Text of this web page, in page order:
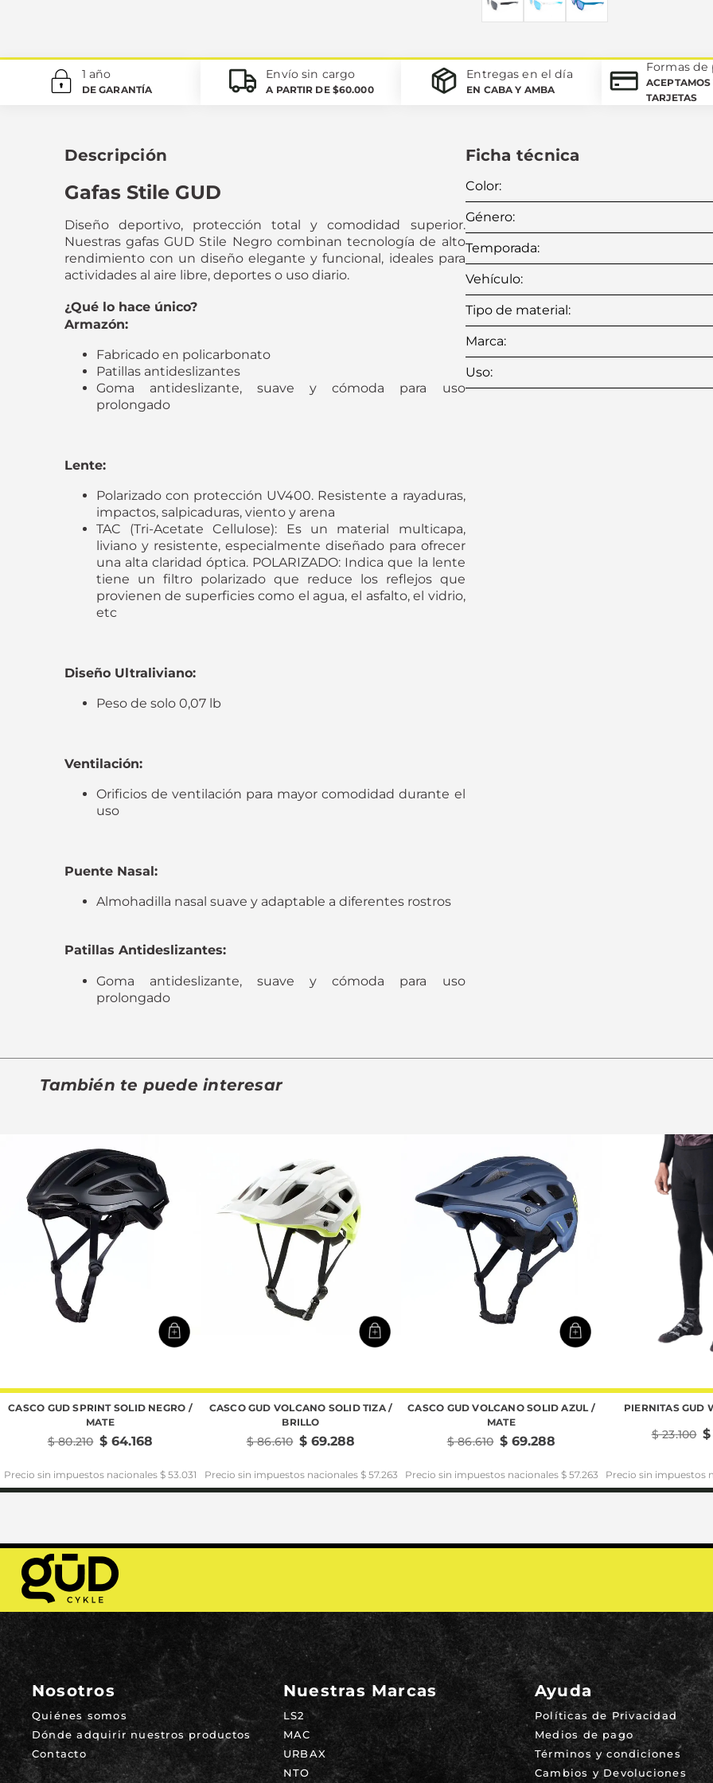
1 año
DE GARANTÍA
Envío sin cargo
A PARTIR DE $60.000
Entregas en el día
EN CABA Y AMBA
Formas de
TARJETAS
Descripción
Gafas Stile GUD
Diseño deportivo, protección total y comodidad superior.
Nuestras gafas GUD Stile Negro combinan tecnología de alto
rendimiento con un diseño elegante y funcional, ideales para
actividades al aire libre, deportes o uso diario.
¿Qué lo hace único?
Armazón:
Fabricado en policarbonato
Patillas antideslizantes
Goma antideslizante, suave y cómoda para uso
prolongado
Lente:
Polarizado con protección UV400. Resistente a rayaduras,
impactos, salpicaduras, viento y arena
TAC (Tri-Acetate Cellulose): Es un material multicapa,
liviano y resistente, especialmente diseñado para ofrecer
una alta claridad óptica. POLARIZADO: Indica que la lente
tiene un filtro polarizado que reduce los reflejos que
provienen de superficies como el agua, el asfalto, el vidrio,
etc
Diseño Ultraliviano:
Peso de solo 0,07 lb
Ventilación:
Orificios de ventilación para mayor comodidad durante el
uso
Puente Nasal:
Almohadilla nasal suave y adaptable a diferentes rostros
Patillas Antideslizantes:
Goma antideslizante, suave y cómoda para uso
prolongado
Ficha técnica
Color:
Género:
Temporada:
Vehículo:
Tipo de material:
Marca:
Uso:
También te puede interesar
CASCO GUD SPRINT SOLID NEGRO /
MATE
$ 80.210 $ 64.168
Precio sin impuestos nacionales $ 53.031
CASCO GUD VOLCANO SOLID TIZA /
BRILLO
$ 86.610 $ 69.288
Precio sin impuestos nacionales $ 57.263
CASCO GUD VOLCANO SOLID AZUL /
MATE
$ 86.610 $ 69.288
Precio sin impuestos nacionales $ 57.263
PIERNITAS GUD
$ 23.100 $
Precio sin impuestos
Nosotros
Quiénes somos
Dónde adquirir nuestros productos
Contacto
Nuestras Marcas
LS2
MAC
URBAX
NTO
Ayuda
Políticas de Privacidad
Medios de pago
Términos y condiciones
Cambios y Devoluciones